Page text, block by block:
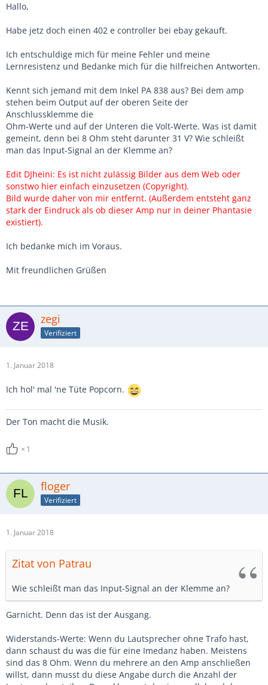
Hallo,
Habe jetz doch einen 402 e controller bei ebay gekauft.
Ich entschuldige mich für meine Fehler und meine
Lernresistenz und Bedanke mich für die hilfreichen Antworten.
Kennt sich jemand mit dem Inkel PA 838 aus? Bei dem amp
stehen beim Output auf der oberen Seite der
Anschlussklemme die
Ohm-Werte und auf der Unteren die Volt-Werte. Was ist damit
gemeint, denn bei 8 Ohm steht darunter 31 V? Wie schleißt
man das Input-Signal an der Klemme an?
Edit DJheini: Es ist nicht zulässig Bilder aus dem Web oder
sonstwo hier einfach einzusetzen (Copyright).
Bild wurde daher von mir entfernt. (Außerdem entsteht ganz
stark der Eindruck als ob dieser Amp nur in deiner Phantasie
existiert).
Ich bedanke mich im Voraus.
Mit freundlichen Grüßen
zegi
Verifiziert
1. Januar 2018
Ich hol' mal 'ne Tüte Popcorn.
Der Ton macht die Musik.
1
floger
Verifiziert
1. Januar 2018
Zitat von Patrau
Wie schleißt man das Input-Signal an der Klemme an?
Garnicht. Denn das ist der Ausgang.
Widerstands-Werte: Wenn du Lautsprecher ohne Trafo hast,
dann schaust du was die für eine Imedanz haben. Meistens
sind das 8 Ohm. Wenn du mehrere an den Amp anschließen
willst, dann musst du diese Angabe durch die Anzahl der